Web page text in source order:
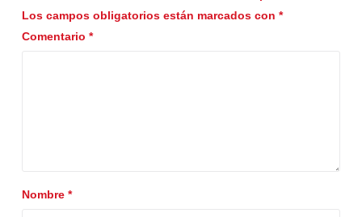
Los campos obligatorios están marcados con *
Comentario *
Nombre *